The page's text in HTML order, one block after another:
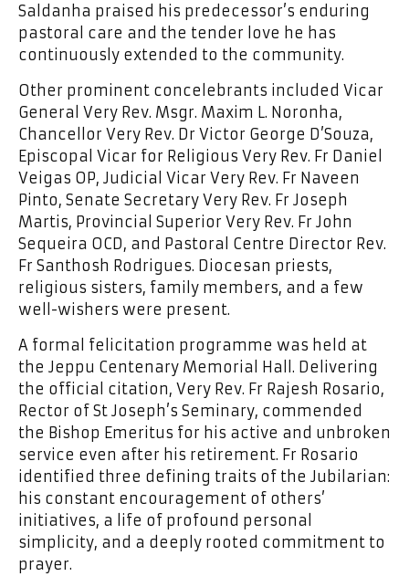
Saldanha praised his predecessor’s enduring
pastoral care and the tender love he has
continuously extended to the community.
Other prominent concelebrants included Vicar
General Very Rev. Msgr. Maxim L. Noronha,
Chancellor Very Rev. Dr Victor George D’Souza,
Episcopal Vicar for Religious Very Rev. Fr Daniel
Veigas OP, Judicial Vicar Very Rev. Fr Naveen
Pinto, Senate Secretary Very Rev. Fr Joseph
Martis, Provincial Superior Very Rev. Fr John
Sequeira OCD, and Pastoral Centre Director Rev.
Fr Santhosh Rodrigues. Diocesan priests,
religious sisters, family members, and a few
well-wishers were present.
A formal felicitation programme was held at
the Jeppu Centenary Memorial Hall. Delivering
the official citation, Very Rev. Fr Rajesh Rosario,
Rector of St Joseph’s Seminary, commended
the Bishop Emeritus for his active and unbroken
service even after his retirement. Fr Rosario
identified three defining traits of the Jubilarian:
his constant encouragement of others’
initiatives, a life of profound personal
simplicity, and a deeply rooted commitment to
prayer.